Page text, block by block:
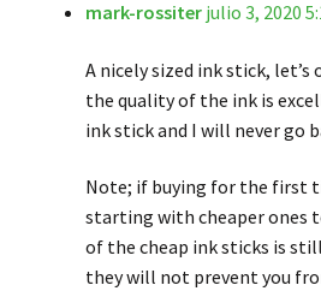
Valorado en5
mark-rossiter julio 3, 2020
A nicely sized ink stick,
the quality of the ink is
ink stick and I will never go
Note; if buying for the first
starting with cheaper ones
of the cheap ink sticks is
they will not prevent you